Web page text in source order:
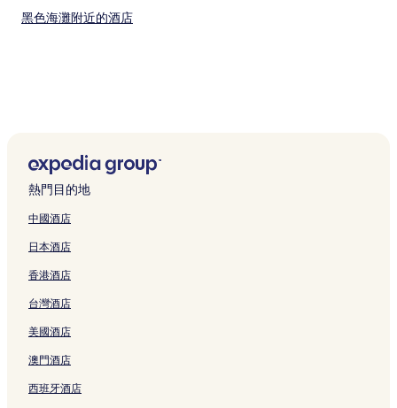
黑色海灘附近的酒店
熱門目的地
中國酒店
日本酒店
香港酒店
台灣酒店
美國酒店
澳門酒店
西班牙酒店